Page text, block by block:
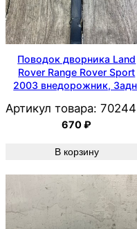
Поводок дворника Land
Rover Range Rover Sport
2003 внедорожник,
Артикул товара: 70244
670₽
В корзину